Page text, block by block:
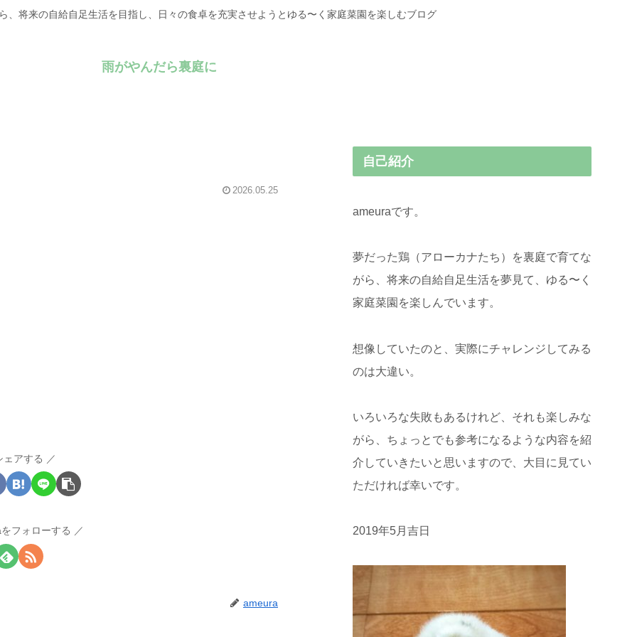
、将来の自給自足生活を目指し、日々の食卓を充実させようとゆる〜く家庭菜園を楽しむブログ
雨がやんだら裏庭に
2026.05.25
ェアする
フォローする
ameura
自己紹介
ameuraです。
夢だった鶏（アローカナたち）を裏庭で育てな
がら、将来の自給自足生活を夢見て、ゆる〜く
家庭菜園を楽しんでいます。
想像していたのと、実際にチャレンジしてみる
のは大違い。
いろいろな失敗もあるけれど、それも楽しみな
がら、ちょっとでも参考になるような内容を紹
介していきたいと思いますので、大目に見てい
ただければ幸いです。
2019年5月吉日